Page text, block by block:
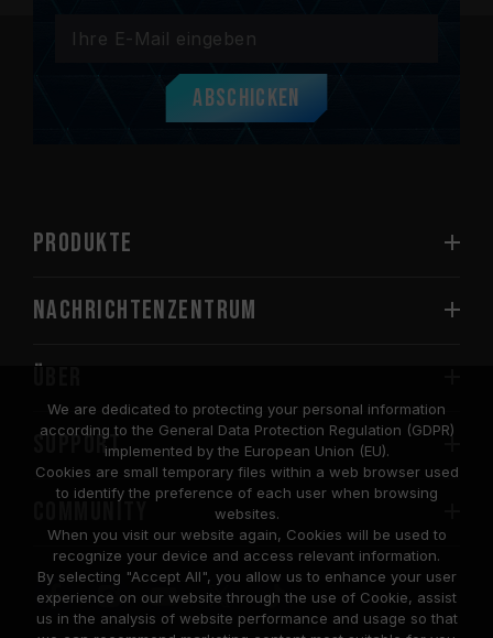
Abschicken
PRODUKTE
Nachrichtenzentrum
SUPPORT
COMMUNITY
We are dedicated to protecting your personal information
according to the General Data Protection Regulation (GDPR)
implemented by the European Union (EU).
Cookies are small temporary files within a web browser used
to identify the preference of each user when browsing
websites.
When you visit our website again, Cookies will be used to
recognize your device and access relevant information.
By selecting "Accept All", you allow us to enhance your user
experience on our website through the use of Cookie, assist
us in the analysis of website performance and usage so that